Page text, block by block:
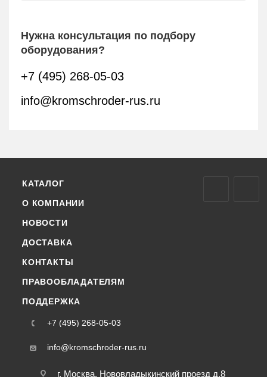
Нужна консультация по подбору
оборудования?
+7 (495) 268-05-03
info@kromschroder-rus.ru
КАТАЛОГ
О КОМПАНИИ
НОВОСТИ
ДОСТАВКА
КОНТАКТЫ
ПРАВООБЛАДАТЕЛЯМ
ПОДДЕРЖКА
+7 (495) 268-05-03
info@kromschroder-rus.ru
г. Москва, Нововладыкинский проезд д.8